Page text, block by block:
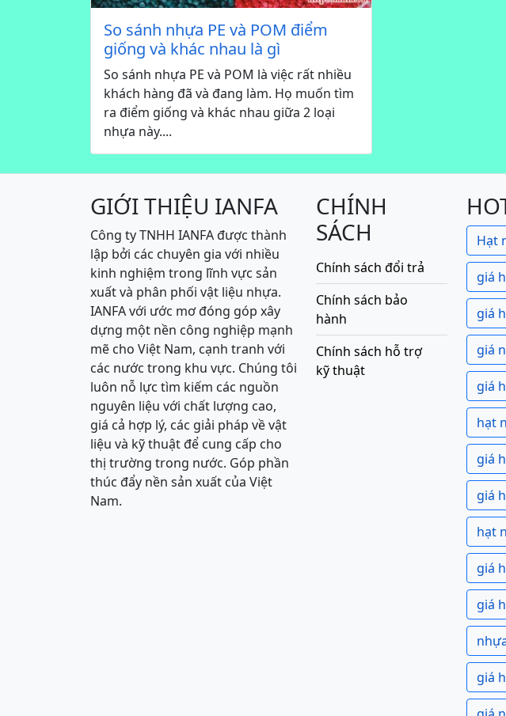
So sánh nhựa PE và POM điểm
giống và khác nhau là gì
So sánh nhựa PE và POM là việc rất nhiều
khách hàng đã và đang làm. Họ muốn tìm
ra điểm giống và khác nhau giữa 2 loại
nhựa này....
GIỚI THIỆU IANFA
Công ty TNHH IANFA được thành
lập bởi các chuyên gia với nhiều
kinh nghiệm trong lĩnh vực sản
xuất và phân phối vật liệu nhựa.
IANFA với ước mơ đóng góp xây
dựng một nền công nghiệp mạnh
mẽ cho Việt Nam, cạnh tranh với
các nước trong khu vực. Chúng tôi
luôn nỗ lực tìm kiếm các nguồn
nguyên liệu với chất lượng cao,
giá cả hợp lý, các giải pháp về vật
liệu và kỹ thuật để cung cấp cho
thị trường trong nước. Góp phần
thúc đẩy nền sản xuất của Việt
Nam.
CHÍNH
SÁCH
Chính sách đổi trả
Chính sách bảo
hành
Chính sách hỗ trợ
kỹ thuật
Hạt
giá
giá
giá
giá
hạt
giá
giá
hạt
giá
giá
giá